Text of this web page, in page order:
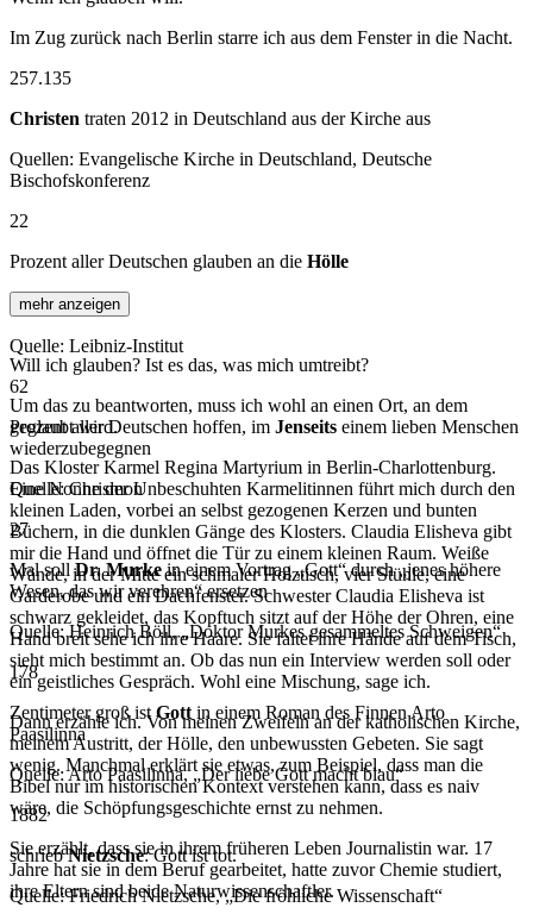
Im Zug zurück nach Berlin starre ich aus dem Fenster in die Nacht.
257.135
Christen traten 2012 in Deutschland aus der Kirche aus
Quellen: Evangelische Kirche in Deutschland, Deutsche
Bischofskonferenz
22
Prozent aller Deutschen glauben an die Hölle
mehr anzeigen
Quelle: Leibniz-Institut
62
Prozent aller Deutschen hoffen, im Jenseits einem lieben Menschen
wiederzubegegnen
Quelle: Chrismon
27
Mal sollDr. Murkein einem Vortrag „Gott“ durch „jenes höhere
Wesen, das wir verehren“ ersetzen
Quelle: Heinrich Böll, „Doktor Murkes gesammeltes Schweigen“
178
Zentimeter groß istGott in einem Roman des Finnen Arto
Paasilinna
Quelle: Arto Paasilinna, „Der liebe Gott macht blau“
1882
schriebNietzsche: Gott ist tot.
Quelle: Friedrich Nietzsche, „Die fröhliche Wissenschaft“
Will ich glauben? Ist es das, was mich umtreibt?
Um das zu beantworten, muss ich wohl an einen Ort, an dem
geglaubt wird.
Das Kloster Karmel Regina Martyrium in Berlin-Charlottenburg.
Eine Nonne der Unbeschuhten Karmelitinnen führt mich durch den
kleinen Laden, vorbei an selbst gezogenen Kerzen und bunten
Büchern, in die dunklen Gänge des Klosters. Claudia Elisheva gibt
mir die Hand und öffnet die Tür zu einem kleinen Raum. Weiße
Wände, in der Mitte ein schmaler Holztisch, vier Stühle, eine
Garderobe und ein Dachfenster. Schwester Claudia Elisheva ist
schwarz gekleidet, das Kopftuch sitzt auf der Höhe der Ohren, eine
Hand breit sehe ich ihre Haare. Sie faltet ihre Hände auf dem Tisch,
sieht mich bestimmt an. Ob das nun ein Interview werden soll oder
ein geistliches Gespräch. Wohl eine Mischung, sage ich.
Dann erzähle ich. Von meinen Zweifeln an der katholischen Kirche,
meinem Austritt, der Hölle, den unbewussten Gebeten. Sie sagt
wenig. Manchmal erklärt sie etwas, zum Beispiel, dass man die
Bibel nur im historischen Kontext verstehen kann, dass es naiv
wäre, die Schöpfungsgeschichte ernst zu nehmen.
Sie erzählt, dass sie in ihrem früheren Leben Journalistin war. 17
Jahre hat sie in dem Beruf gearbeitet, hatte zuvor Chemie studiert,
ihre Eltern sind beide Naturwissenschaftler.